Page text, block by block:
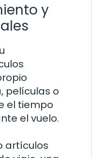
y
películas o
el tiempo
el vuelo.
artículos